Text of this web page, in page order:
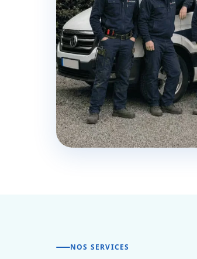
NOS SERVICES